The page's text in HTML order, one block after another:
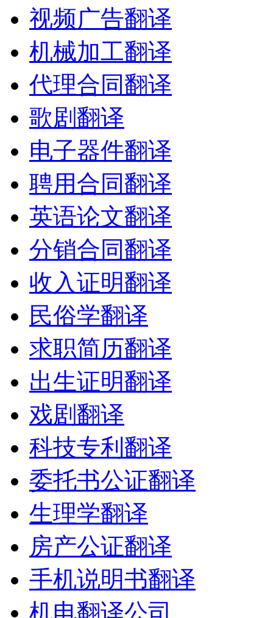
视频广告翻译
机械加工翻译
代理合同翻译
歌剧翻译
电子器件翻译
聘用合同翻译
英语论文翻译
分销合同翻译
收入证明翻译
民俗学翻译
求职简历翻译
出生证明翻译
戏剧翻译
科技专利翻译
委托书公证翻译
生理学翻译
房产公证翻译
手机说明书翻译
机电翻译公司